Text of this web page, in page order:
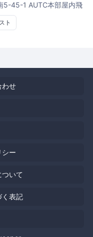
5-45-1 AUTC本部屋内飛
ス内メインアリーナ）
ト
わせ
シー
いて
く表記